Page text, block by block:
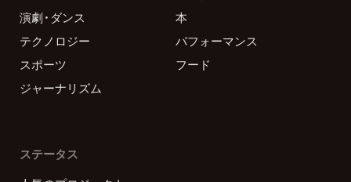
演劇・ダンス
本
テクノロジー
パフォーマンス
スポーツ
フード
ジャーナリズム
ステータス